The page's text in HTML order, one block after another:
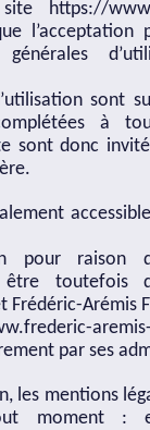
site https://
l’acceptation
sont
à
sont donc
pour raison
être toutefois
Frédéric-Arémis
par ses
les mentions
moment :